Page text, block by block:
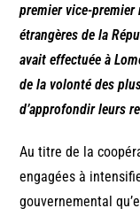
premier vice-
étrangères de la
avait effectuée à
de la volonté des
d’approfondir leurs
Au titre de la
engagées à
gouvernemental